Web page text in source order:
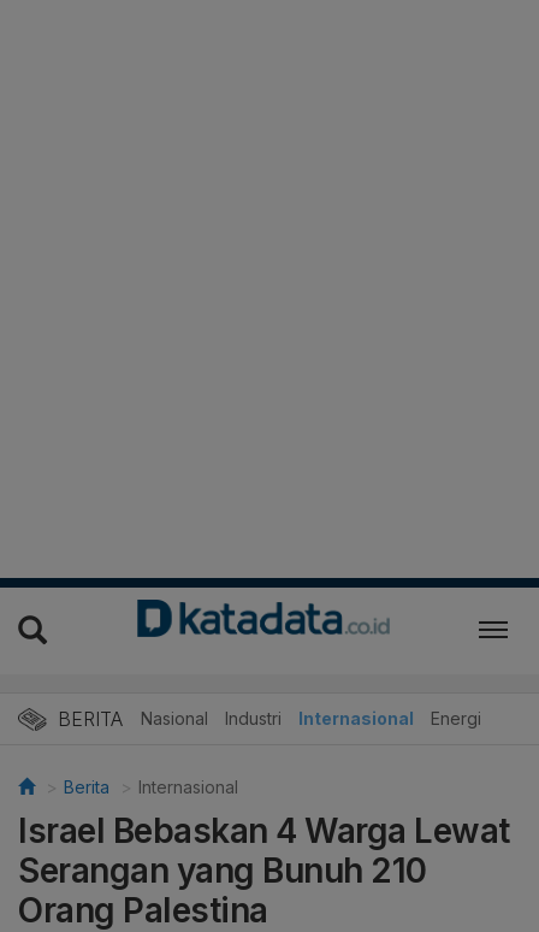
BERITA Nasional Industri Internasional Energi
Berita Internasional
Israel Bebaskan 4 Warga Lewat
Serangan yang Bunuh 210
Orang Palestina